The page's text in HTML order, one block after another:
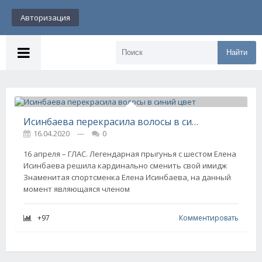
Авторизация
Найти
Исинбаева перекрасила волосы в синий цвет
16.04.2020 ---
0
16 апреля – ГЛАС. Легендарная прыгунья с шестом Елена
Исинбаева решила кардинально сменить свой имидж
Знаменитая спортсменка Елена Исинбаева, на данный
момент являющаяся членом
+97 Комментировать